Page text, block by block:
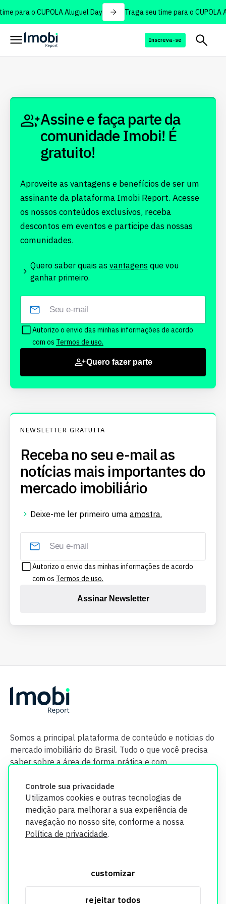
para o CUPOLA Aluguel Day Traga seu time para o CUPOLA
Inscreva-se
Controle sua privacidade
Utilizamos cookies e outras tecnologias de
medição para melhorar a sua experiência de
navegação no nosso site, conforme a nossa
Política de privacidade.
customizar
rejeitar todos
Assine e faça parte da
comunidade Imobi! É
gratuito!
Aproveite as vantagens e benefícios de ser um
assinante da plataforma Imobi Report. Acesse
os nossos conteúdos exclusivos, receba
descontos em eventos e participe das nossas
comunidades.
Quero saber quais as vantagens que vou
ganhar primeiro.
Autorizo o envio das minhas informações de acordo
com os Termos de uso.
Quero fazer parte
NEWSLETTER GRATUITA
Receba no seu e-mail as
notícias mais importantes do
mercado imobiliário
Deixe-me ler primeiro uma amostra.
Autorizo o envio das minhas informações de acordo
com os Termos de uso.
Assinar Newsletter
Somos a principal plataforma de conteúdo e notícias do
mercado imobiliário do Brasil. Tudo o que você precisa
saber sobre a área de forma prática e com
segurança. Todos os dados coletados em nosso site são
utilizados exclusivamente para fins de aprimoramento de
informações, consulte nossa Política de Privacidade.